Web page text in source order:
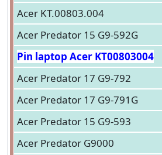
Acer KT.00803.004
Acer Predator 15 G9-592G
Pin laptop Acer KT00803004
Acer Predator 17 G9-792
Acer Predator 17 G9-791G
Acer Predator 15 G9-593
Acer Predator G9000